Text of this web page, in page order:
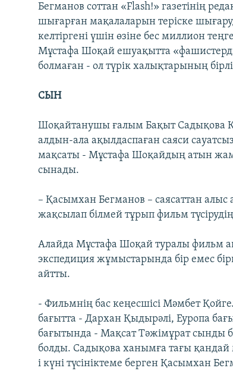
Бегманов соттан «Flash!» газетінің
шығарған мақалаларын теріске
келтіргені үшін өзіне бес миллион
Мұстафа Шоқай ешуақытта
болмаған - ол түрік халықтарының
СЫН
Шоқайтанушы ғалым Бақыт Садықова
алдын-ала ақылдаспаған саяси
мақсаты - Мұстафа Шоқайдың атын
сынады.
– Қасымхан Бегманов – саясаттан
жақсылап білмей тұрып фильм
Алайда Мұстафа Шоқай туралы фильм
экспедиция жұмыстарында бір емес
айтты.
- Фильмнің бас кеңесшісі Мәмбет
бағытта - Дархан Қыдырәлі, Еуропа
бағытында - Мақсат Тәжімұрат сынды
болды. Садықова ханымға тағы
і күні түсініктеме берген Қасымхан